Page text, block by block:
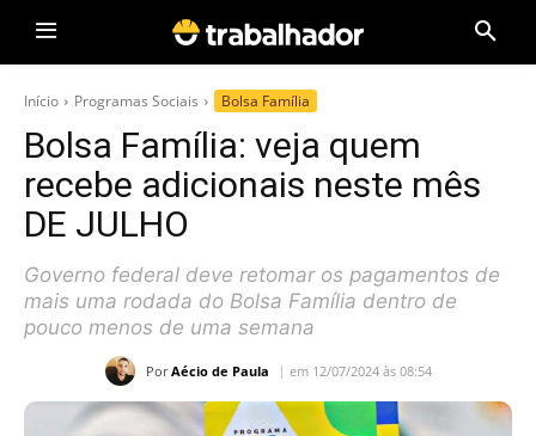
Início Programas Sociais Bolsa Família
Bolsa Família: veja quem
recebe adicionais neste mês
DE JULHO
Governo federal deve retomar os pagamentos de
mais uma rodada do Bolsa Família dentro de
pouco menos de uma semana
Por Aécio de Paula em 12/07/2024 às 08:54